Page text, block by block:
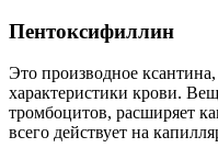
Пентоксифиллин
Это производное
характеристики крови.
тромбоцитов, расширяет
всего действует на